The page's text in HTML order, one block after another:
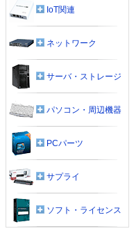
IoT関連
ネットワーク
サーバ・ストレージ
パソコン・周辺機器
PCパーツ
サプライ
ソフト・ライセンス